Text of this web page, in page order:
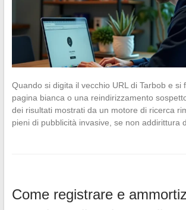
Quando si digita il vecchio URL di Tarbob e si
pagina bianca o una reindirizzamento
dei risultati mostrati da un motore di ricerca
pieni di pubblicità invasive, se non addirittura
Come registrare e